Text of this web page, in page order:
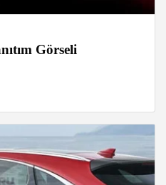
Görseli